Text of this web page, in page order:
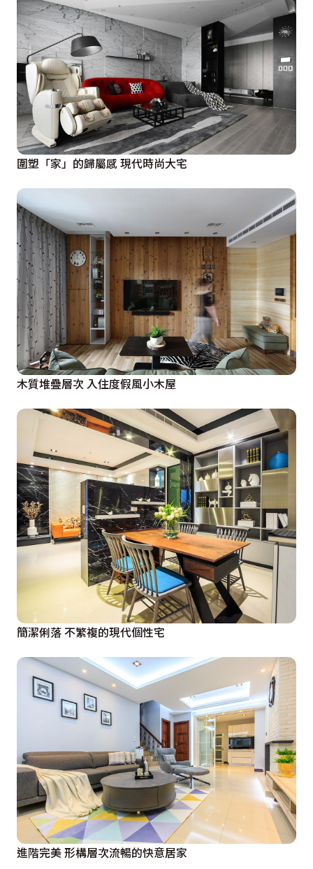
圍塑「家」的歸屬感 現代時尚大宅
木質堆疊層次 入住度假風小木屋
簡潔俐落 不繁複的現代個性宅
進階完美 形構層次流暢的快意居家